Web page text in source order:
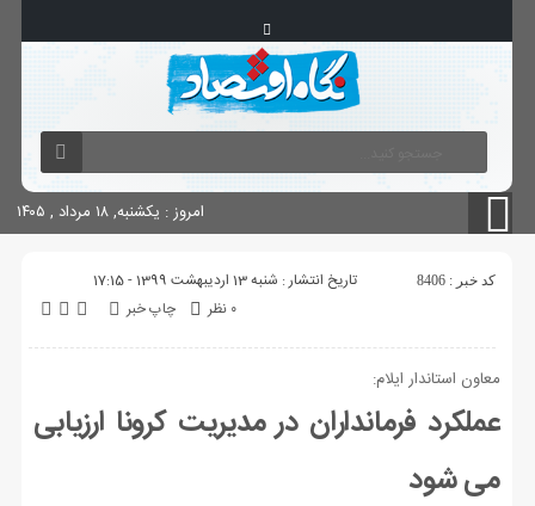
آگهی های دولتی چاپ
امروز : یکشنبه, ۱۸ مرداد , ۱۴۰۵
کد خبر : 8406
تاریخ انتشار : شنبه 13 اردیبهشت 1399 - 17:15
چاپ خبر
۰ نظر
معاون استاندار ایلام:
عملکرد فرمانداران در مدیریت کرونا ارزیابی
می شود